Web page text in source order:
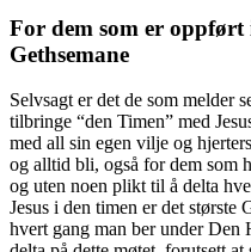
For dem som er oppført
Gethsemane
Selvsagt er det de som melder
tilbringe “den Timen” med
med all sin egen vilje og
og alltid bli, også for dem som
og uten noen plikt til å delta
Jesus i den timen er det
hvert gang man ber under Den